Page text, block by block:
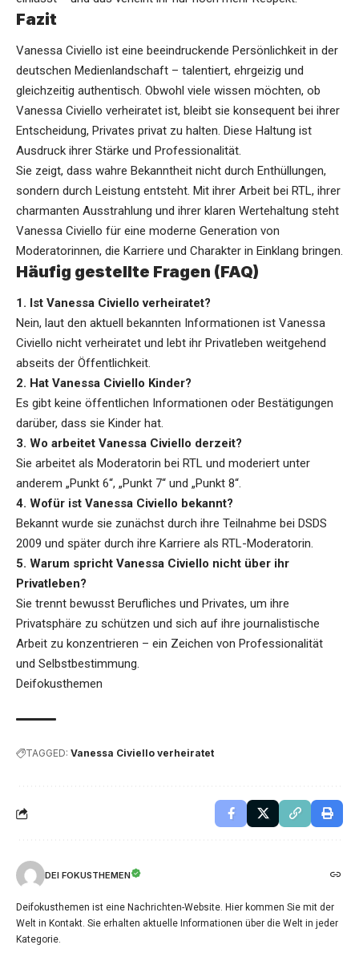
Fazit
Vanessa Civiello ist eine beeindruckende Persönlichkeit in der
deutschen Medienlandschaft – talentiert, ehrgeizig und
gleichzeitig authentisch. Obwohl viele wissen möchten, ob
Vanessa Civiello verheiratet ist, bleibt sie konsequent bei ihrer
Entscheidung, Privates privat zu halten. Diese Haltung ist
Ausdruck ihrer Stärke und Professionalität.
Sie zeigt, dass wahre Bekanntheit nicht durch Enthüllungen,
sondern durch Leistung entsteht. Mit ihrer Arbeit bei RTL, ihrer
charmanten Ausstrahlung und ihrer klaren Wertehaltung steht
Vanessa Civiello für eine moderne Generation von
Moderatorinnen, die Karriere und Charakter in Einklang bringen.
Häufig gestellte Fragen (FAQ)
1. Ist Vanessa Civiello verheiratet?
Nein, laut den aktuell bekannten Informationen ist Vanessa
Civiello nicht verheiratet und lebt ihr Privatleben weitgehend
abseits der Öffentlichkeit.
2. Hat Vanessa Civiello Kinder?
Es gibt keine öffentlichen Informationen oder Bestätigungen
darüber, dass sie Kinder hat.
3. Wo arbeitet Vanessa Civiello derzeit?
Sie arbeitet als Moderatorin bei RTL und moderiert unter
anderem „Punkt 6“, „Punkt 7“ und „Punkt 8“.
4. Wofür ist Vanessa Civiello bekannt?
Bekannt wurde sie zunächst durch ihre Teilnahme bei DSDS
2009 und später durch ihre Karriere als RTL-Moderatorin.
5. Warum spricht Vanessa Civiello nicht über ihr
Privatleben?
Sie trennt bewusst Berufliches und Privates, um ihre
Privatsphäre zu schützen und sich auf ihre journalistische
Arbeit zu konzentrieren – ein Zeichen von Professionalität
und Selbstbestimmung.
Deifokusthemen
TAGGED: Vanessa Civiello verheiratet
DEI FOKUSTHEMEN
Deifokusthemen ist eine Nachrichten-Website. Hier kommen Sie mit der
Welt in Kontakt. Sie erhalten aktuelle Informationen über die Welt in jeder
Kategorie.